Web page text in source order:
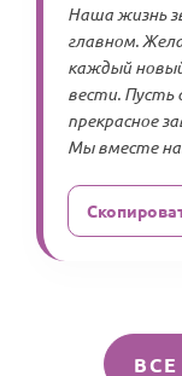
Наша жизнь
главном.
каждый
вести. Пусть
прекрасное
Мы вместе